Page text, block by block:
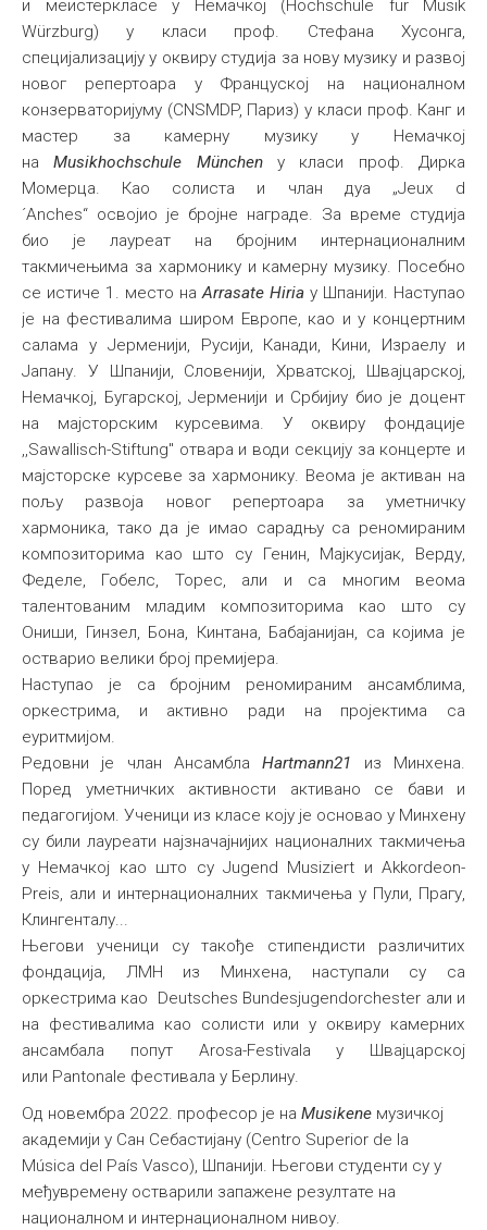
и меистеркласе у Немачкој (Hochschule für Musik
Würzburg) у класи проф. Стефана Хусонга,
специјализацију у оквиру студија за нову музику и развој
новог репертоара у Француској на националном
конзерваторијуму (CNSMDP, Париз) у класи проф. Канг и
мастер за камерну музику у Немачкој
наMusikhochschule Münchenу класи проф. Дирка
Момерца. Као солиста и члан дуа „Jeux d
´Anches“ освојио је бројне награде. За време студија
био је лауреат на бројним интернационалним
такмичењима за хармонику и камерну музику. Посебно
се истиче 1. место наArrasate Hiria у Шпанији. Наступао
је на фестивалима широм Европе, као и у концертним
салама у Јерменији, Русији, Канади, Кини, Израелу и
Јапану. У Шпанији, Словенији, Хрватској, Швајцарској,
Немачкој, Бугарској, Јерменији и Србијиу био је доцент
на мајсторским курсевима. У оквиру фондације
,,Sawallisch-Stiftung" отвара и води секцију за концерте и
мајсторске курсеве за хармонику. Веома је активан на
пољу развоја новог репертоара за уметничку
хармоника, тако да је имао сарадњу са реномираним
композиторима као што су Генин, Мајкусијак, Верду,
Феделе, Гобелс, Торес, али и са многим веома
талентованим младим композиторима као што су
Ониши, Гинзел, Бона, Кинтана, Бабајанијан, са којима је
остварио велики број премијера.
Наступао је са бројним реномираним ансамблима,
оркестрима, и активно ради на пројектима са
еуритмијом.
Редовни је члан АнсамблаHartmann21 из Минхена.
Поред уметничких активности активано се бави и
педагогијом. Ученици из класе коју је основао у Минхену
су били лауреати најзначајнијих националних такмичења
у Немачкој као што су Jugend Musiziert и Akkordeon-
Preis, али и интернационалних такмичења у Пули, Прагу,
Клингенталу...
Његови ученици су такође стипендисти различитих
фондација, ЛМН из Минхена, наступали су са
оркестрима као Deutsches Bundesjugendorchester али и
на фестивалима као солисти или у оквиру камерних
ансамбала попут Arosa-Festivala у Швајцарској
или Pantonale фестивала у Берлину.
Од новембра 2022. професор је на Musikene музичкој
академији у Сан Себастијану (Centro Superior de la
Música del País Vasco), Шпанији. Његови студенти су у
међувремену остварили запажене резултате на
националном и интернационалном нивоу.